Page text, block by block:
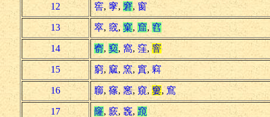
12 窖, 窙, 窘, 窗
13 窣, 窢, 窠, 窟, 窞
14 窬, 窫, 窩, 窪, 窨
15 窮, 窳, 窯, 窴,窲
16 窷, 窱, 窸, 窺,窶,窵
17 窿, 窾, 竁, 竀